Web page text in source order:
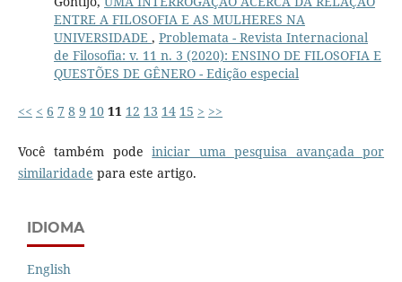
ENTRE A FILOSOFIA E AS MULHERES NA
UNIVERSIDADE , Problemata - Revista Internacional
de Filosofia: v. 11 n. 3 (2020): ENSINO DE FILOSOFIA E
QUESTÕES DE GÊNERO - Edição especial
<< < 6 7 8 9 10 11 12 13 14 15 > >>
Você também podeiniciar uma pesquisa avançada por
similaridade para este artigo.
IDIOMA
English